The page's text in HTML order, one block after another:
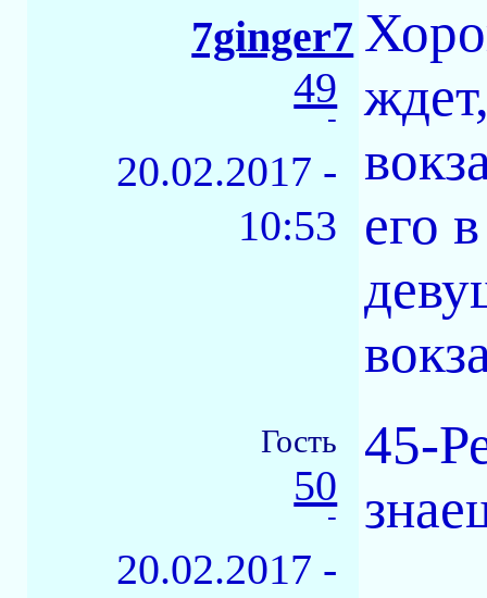
7ginger7
49
-
20.02.2017 -
10:53
его
Гость
50
-
20.02.2017 -
45-